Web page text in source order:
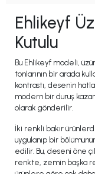
Ehlikeyf
Kutulu
Bu Ehlikeyf modeli,
tonlarının bir arada
kontrastı, desenin
modern bir duruş
olarak gönderilir.
İki renkli bakır
uygulanıp bir
edilir. Bu, deseni öne
renkte, zemin başka